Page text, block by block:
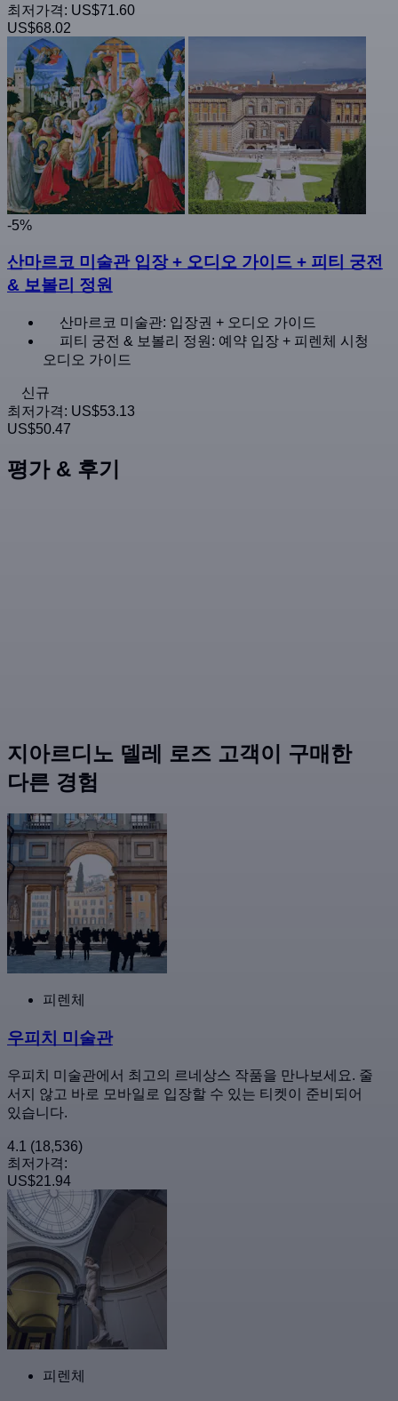
최저가격: US$71.60
US$68.02
-5%
산마르코 미술관 입장 + 오디오 가이드 + 피티 궁전
& 보볼리 정원
산마르코 미술관: 입장권 + 오디오 가이드
피티 궁전 & 보볼리 정원: 예약 입장 + 피렌체 시청
오디오 가이드
신규
최저가격: US$53.13
US$50.47
평가 & 후기
지아르디노 델레 로즈 고객이 구매한
다른 경험
피렌체
우피치 미술관
우피치 미술관에서 최고의 르네상스 작품을 만나보세요. 줄
서지 않고 바로 모바일로 입장할 수 있는 티켓이 준비되어
있습니다.
4.1 (18,536)
최저가격:
US$21.94
피렌체